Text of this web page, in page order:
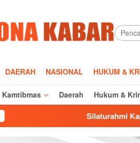
DAERAH NASIONAL HUKUM &
Kamtibmas Daerah Hukum &
Silaturahmi Kapolres Majalengka